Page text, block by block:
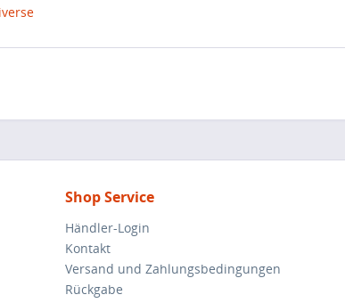
Shop Service
Händler-Login
Kontakt
Versand und Zahlungsbedingungen
Rückgabe